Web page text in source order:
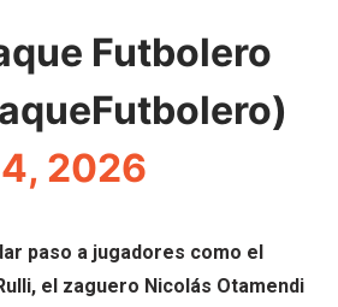
Futbolero
2026
paso a jugadores como el
el zaguero Nicolás Otamendi